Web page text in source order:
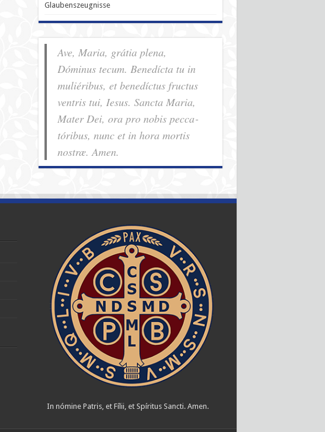
Glaubenszeugnisse
Ave, Maria, grátia plena,
Dóminus tecum. Benedícta tu in
muliéribus, et benedíctus fructus
ventris tui, Iesus. Sancta Maria,
Mater Dei, ora pro nobis pec­ca­
tóribus, nunc et in hora mortis
nostræ. Amen.
In nómine Patris, et Fílii, et Spíritus Sancti. Amen.